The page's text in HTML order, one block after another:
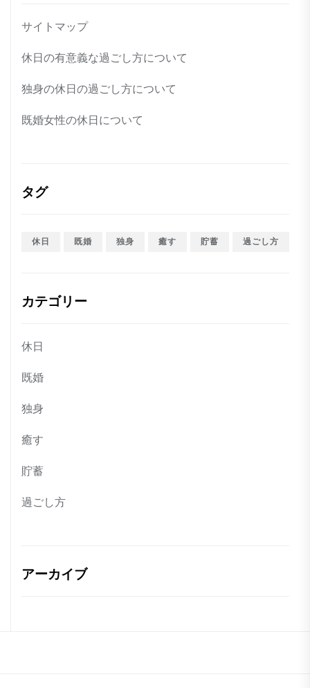
サイトマップ
休日の有意義な過ごし方について
独身の休日の過ごし方について
既婚女性の休日について
タグ
休日 既婚 独身 癒す 貯蓄 過ごし方
カテゴリー
休日
既婚
独身
癒す
貯蓄
過ごし方
アーカイブ